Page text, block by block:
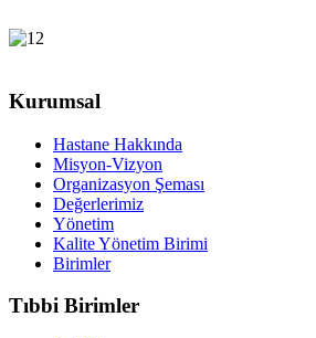
Kurumsal
Hastane Hakkında
Misyon-Vizyon
Organizasyon Şeması
Değerlerimiz
Yönetim
Kalite Yönetim Birimi
Birimler
Tıbbi Birimler